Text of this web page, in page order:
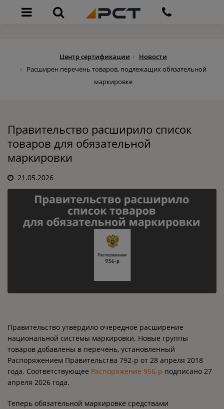
Центр сертификации
Новости
Расширен перечень товаров, подлежащих обязательной
маркировке
Правительство расширило список
товаров для обязательной
маркировки
21.05.2026
Правительство утвердило очередное расширение
национальной системы маркировки. Новые группы
товаров добавлены в перечень, установленный
Распоряжением Правительства 792-р от 28 апреля 2018
года. Соответствующее Распоряжение 956-р подписано 27
апреля 2026 года.
Теперь обязательной маркировке средствами